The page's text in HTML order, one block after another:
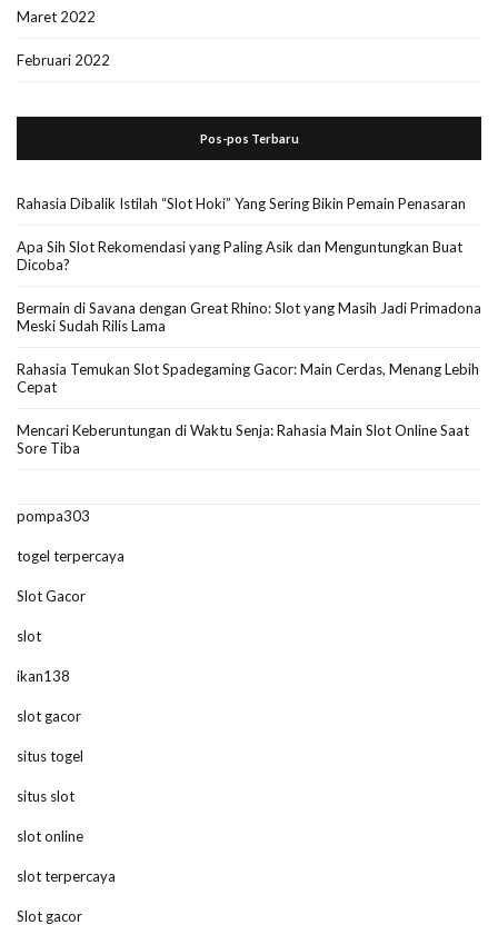
Maret 2022
Februari 2022
Pos-pos Terbaru
Rahasia Dibalik Istilah “Slot Hoki” Yang Sering Bikin Pemain Penasaran
Apa Sih Slot Rekomendasi yang Paling Asik dan Menguntungkan Buat
Dicoba?
Bermain di Savana dengan Great Rhino: Slot yang Masih Jadi Primadona
Meski Sudah Rilis Lama
Rahasia Temukan Slot Spadegaming Gacor: Main Cerdas, Menang Lebih
Cepat
Mencari Keberuntungan di Waktu Senja: Rahasia Main Slot Online Saat
Sore Tiba
pompa303
togel terpercaya
Slot Gacor
slot
ikan138
slot gacor
situs togel
situs slot
slot online
slot terpercaya
Slot gacor